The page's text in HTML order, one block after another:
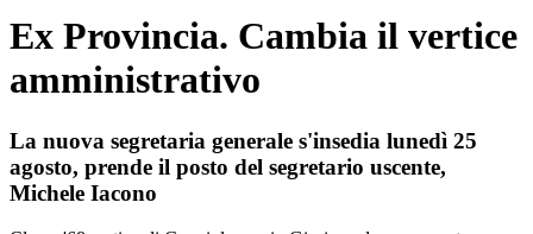
Ex Provincia. Cambia il vertice
amministrativo
La nuova segretaria generale s'insedia lunedì 25
agosto, prende il posto del segretario uscente,
Michele Iacono